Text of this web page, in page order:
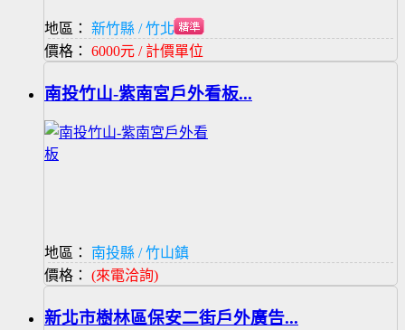
地區：
新竹縣 / 竹北市
價格： 6000元 / 計價單位
南投竹山-紫南宮戶外看板...
地區：
南投縣 / 竹山鎮
價格： (來電洽詢)
新北市樹林區保安二街戶外廣告...